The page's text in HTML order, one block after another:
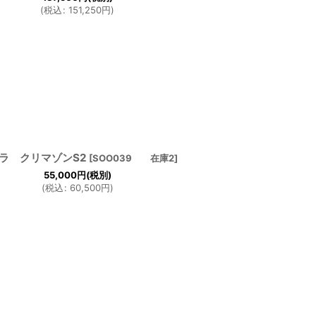
(税込: 151,250円)
クリマゾンS2 [SOO039 在庫2]
55,000円(税別)
(税込: 60,500円)